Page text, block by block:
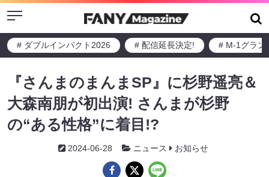
Menu
# ダブルインパクト2026 # 配信延長決定! # M-1グラン
『さんまのまんまSP』に杉野遥亮＆
大森南朋が初出演! さんまが杉野
の“ある性格”に着目!?
2024-06-28 ニュース お知らせ